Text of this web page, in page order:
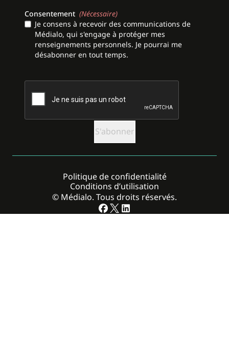
Consentement (Nécessaire)
Je consens à recevoir des communications de
Médialo, qui s'engage à protéger mes
renseignements personnels. Je pourrai me
désabonner en tout temps.
CAPTCHA
© Médialo. Tous droits réservés.
Politique de confidentialité
Conditions d’utilisation